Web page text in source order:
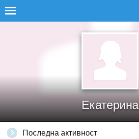
Екатерина
Последна активност